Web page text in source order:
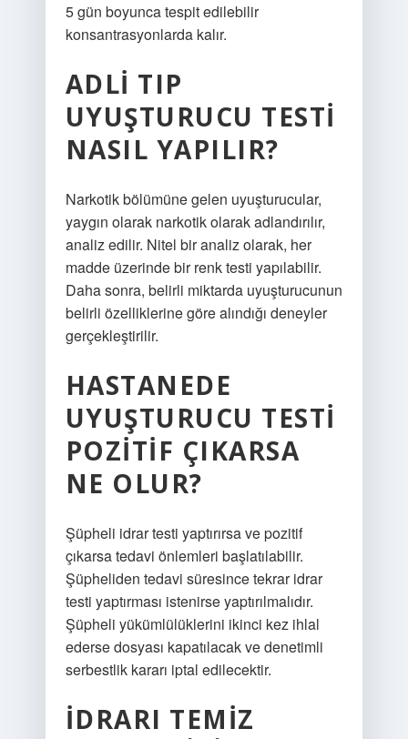
5 gün boyunca tespit edilebilir
konsantrasyonlarda kalır.
ADLI TIP
UYUŞTURUCU TESTI
NASIL YAPILIR?
Narkotik bölümüne gelen uyuşturucular,
yaygın olarak narkotik olarak adlandırılır,
analiz edilir. Nitel bir analiz olarak, her
madde üzerinde bir renk testi yapılabilir.
Daha sonra, belirli miktarda uyuşturucunun
belirli özelliklerine göre alındığı deneyler
gerçekleştirilir.
HASTANEDE
UYUŞTURUCU TESTI
POZITIF ÇIKARSA
NE OLUR?
Şüpheli idrar testi yaptırırsa ve pozitif
çıkarsa tedavi önlemleri başlatılabilir.
Şüpheliden tedavi süresince tekrar idrar
testi yaptırması istenirse yaptırılmalıdır.
Şüpheli yükümlülüklerini ikinci kez ihlal
ederse dosyası kapatılacak ve denetimli
serbestlik kararı iptal edilecektir.
İDRARI TEMIZ